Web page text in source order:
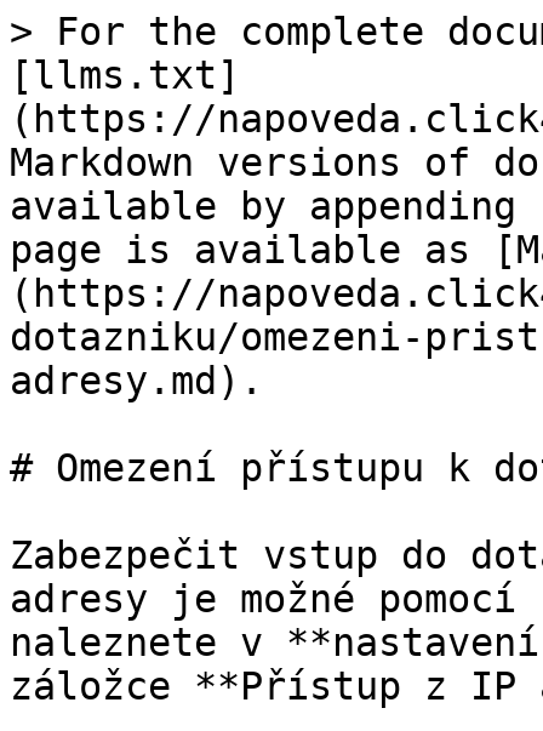
> For the complete
[llms.txt]
(https://
Markdown versions of
available by
page is available as
(https://
dotazniku/omezeni-
adresy.md).
# Omezení přístupu k
Zabezpečit vstup do
adresy je možné
naleznete v
záložce **Přístup z IP